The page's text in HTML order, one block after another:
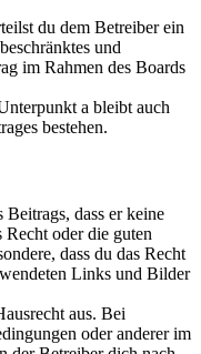
du dem Betreiber ein
und
im Rahmen des Boards
a bleibt auch
bestehen.
dass er keine
Recht oder die guten
dass du das Recht
Links und Bilder
aus. Bei
oder anderer im